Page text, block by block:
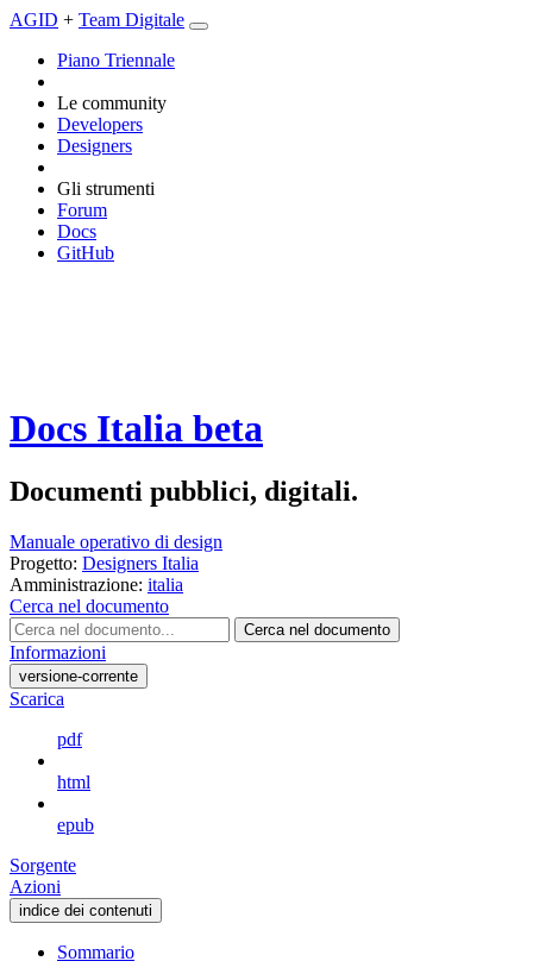
AGID + Team Digitale
Piano Triennale
Le community
Developers
Designers
Gli strumenti
Forum
Docs
GitHub
Docs Italia beta
Documenti pubblici, digitali.
Manuale operativo di design
Progetto: Designers Italia
Amministrazione: italia
Cerca nel documento
Cerca nel documento
Informazioni
versione-corrente
Scarica
pdf
html
epub
Sorgente
Azioni
indice dei contenuti
Sommario